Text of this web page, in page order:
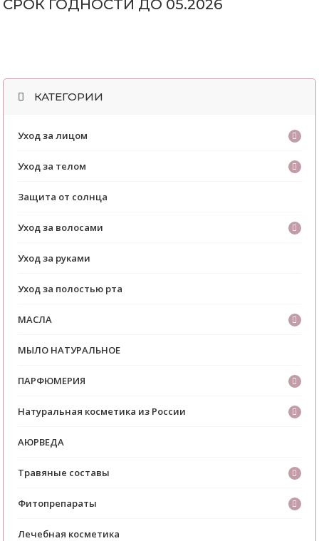
СРОК ГОДНОСТИ ДО 05.2026
КАТЕГОРИИ
Уход за лицом
Уход за телом
Защита от солнца
Уход за волосами
Уход за руками
Уход за полостью рта
МАСЛА
МЫЛО НАТУРАЛЬНОЕ
ПАРФЮМЕРИЯ
Натуральная косметика из России
АЮРВЕДА
Травяные составы
Фитопрепараты
Лечебная косметика